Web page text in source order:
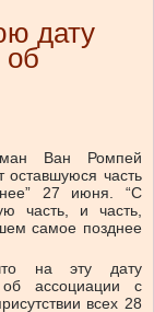
дату
об
Ван Ромпей
оставшуюся часть
27 июня. “С
часть, и часть,
самое позднее
на эту дату
об ассоциации с
всех 28